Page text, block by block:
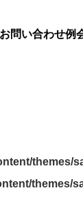
お問い合わせ例
themes/
themes/